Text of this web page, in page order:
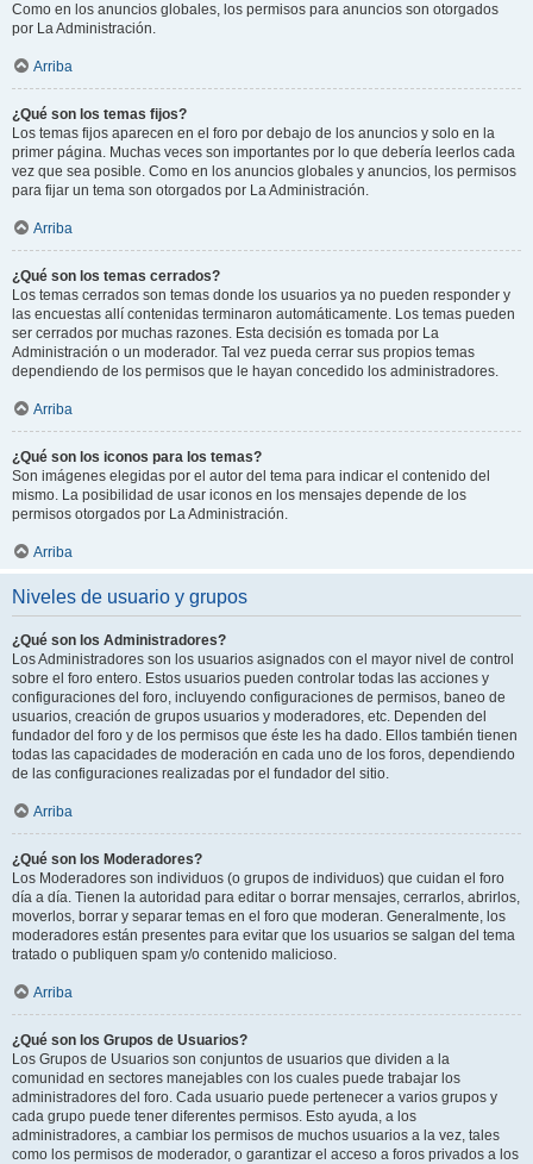
Como en los anuncios globales, los permisos para anuncios son otorgados
por La Administración.
Arriba
¿Qué son los temas fijos?
Los temas fijos aparecen en el foro por debajo de los anuncios y solo en la
primer página. Muchas veces son importantes por lo que debería leerlos cada
vez que sea posible. Como en los anuncios globales y anuncios, los permisos
para fijar un tema son otorgados por La Administración.
Arriba
¿Qué son los temas cerrados?
Los temas cerrados son temas donde los usuarios ya no pueden responder y
las encuestas allí contenidas terminaron automáticamente. Los temas pueden
ser cerrados por muchas razones. Esta decisión es tomada por La
Administración o un moderador. Tal vez pueda cerrar sus propios temas
dependiendo de los permisos que le hayan concedido los administradores.
Arriba
¿Qué son los iconos para los temas?
Son imágenes elegidas por el autor del tema para indicar el contenido del
mismo. La posibilidad de usar iconos en los mensajes depende de los
permisos otorgados por La Administración.
Arriba
Niveles de usuario y grupos
¿Qué son los Administradores?
Los Administradores son los usuarios asignados con el mayor nivel de control
sobre el foro entero. Estos usuarios pueden controlar todas las acciones y
configuraciones del foro, incluyendo configuraciones de permisos, baneo de
usuarios, creación de grupos usuarios y moderadores, etc. Dependen del
fundador del foro y de los permisos que éste les ha dado. Ellos también tienen
todas las capacidades de moderación en cada uno de los foros, dependiendo
de las configuraciones realizadas por el fundador del sitio.
Arriba
¿Qué son los Moderadores?
Los Moderadores son individuos (o grupos de individuos) que cuidan el foro
día a día. Tienen la autoridad para editar o borrar mensajes, cerrarlos, abrirlos,
moverlos, borrar y separar temas en el foro que moderan. Generalmente, los
moderadores están presentes para evitar que los usuarios se salgan del tema
tratado o publiquen spam y/o contenido malicioso.
Arriba
¿Qué son los Grupos de Usuarios?
Los Grupos de Usuarios son conjuntos de usuarios que dividen a la
comunidad en sectores manejables con los cuales puede trabajar los
administradores del foro. Cada usuario puede pertenecer a varios grupos y
cada grupo puede tener diferentes permisos. Esto ayuda, a los
administradores, a cambiar los permisos de muchos usuarios a la vez, tales
como los permisos de moderador, o garantizar el acceso a foros privados a los